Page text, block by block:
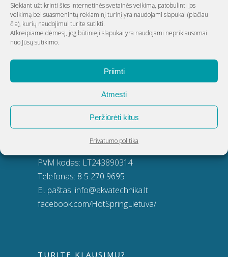
Siekiant užtikrinti šios internetinės svetainės veikimą, patobulinti jos
veikimą bei suasmenintų reklaminį turinį yra naudojami slapukai (plačiau
čia), kurių naudojimui turite sutikti.
Atkreipiame dėmesį, jog būtinieji slapukai yra naudojami nepriklausomai
nuo Jūsų sutikimo.
Priimti
Atmesti
Peržiūrėti kitus
Privatumo politika
KAUNAS
PVM kodas: LT243890314
Telefonas: 8 5 270 9695
El. paštas: info@akvatechnika.lt
facebook.com/HotSpringLietuva/
TURITE KLAUSIMŲ?